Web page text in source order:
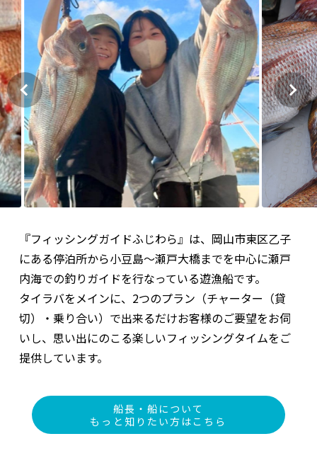
『フィッシングガイドふじわら』は、岡山市東区乙子
にある停泊所から小豆島～瀬戸大橋までを中心に瀬戸
内海での釣りガイドを行なっている遊漁船です。
タイラバをメインに、2つのプラン（チャーター（貸
切）・乗り合い）で出来るだけお客様のご要望をお伺
いし、思い出にのこる楽しいフィッシングタイムをご
提供しています。
船長・船について
もっと知りたい方はこちら